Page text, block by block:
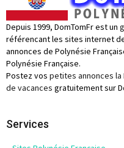
Depuis 1999, DomTomFr est un
référencant les sites internet
annonces de Polynésie
Polynésie Française.
Postez vos petites annonces la
de vacances gratuitement sur
Services